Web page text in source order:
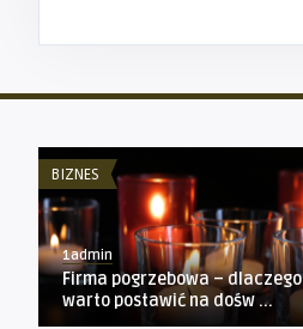
BIZNES
1admin
Firma pogrzebowa – dlaczego
warto postawić na dośw ...